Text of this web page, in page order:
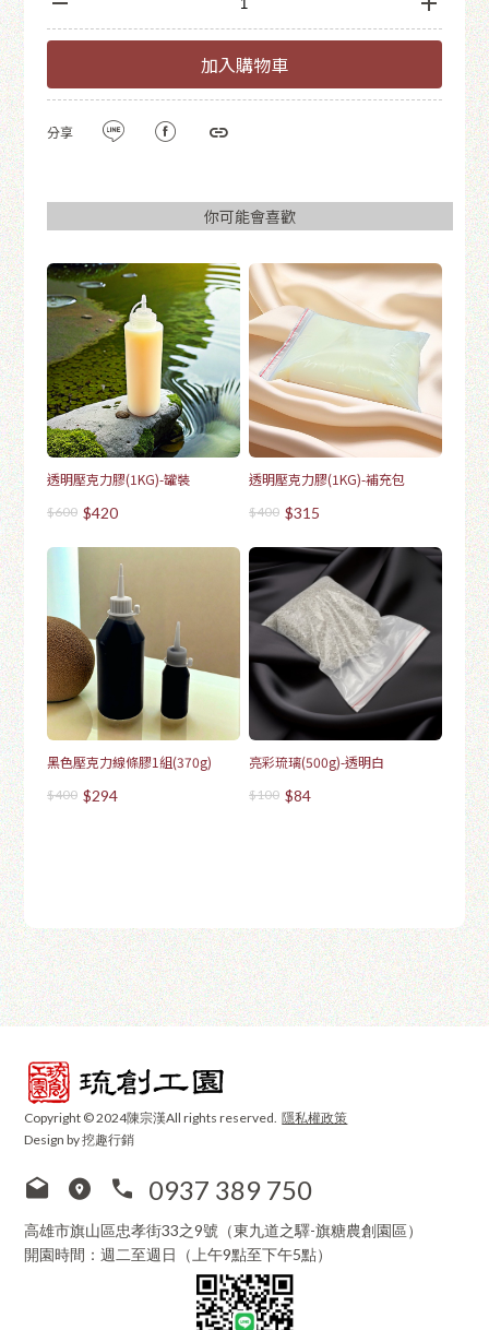
加入購物車
分享
你可能會喜歡
透明壓克力膠(1KG)-罐裝
$600 $420
透明壓克力膠(1KG)-補充包
$400 $315
黑色壓克力線條膠1組(370g)
$400 $294
亮彩琉璃(500g)-透明白
$100 $84
Copyright © 2024陳宗漢All rights reserved.隱私權政策
Design by 挖趣行銷
0937 389 750
高雄市旗山區忠孝街33之9號（東九道之驛-旗糖農創園區）
開園時間：週二至週日（上午9點至下午5點）